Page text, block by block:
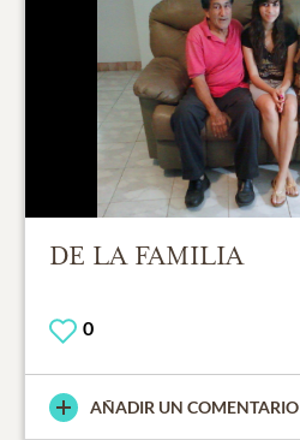
DE LA FAMILIA
0
AÑADIR UN COMENTARIO